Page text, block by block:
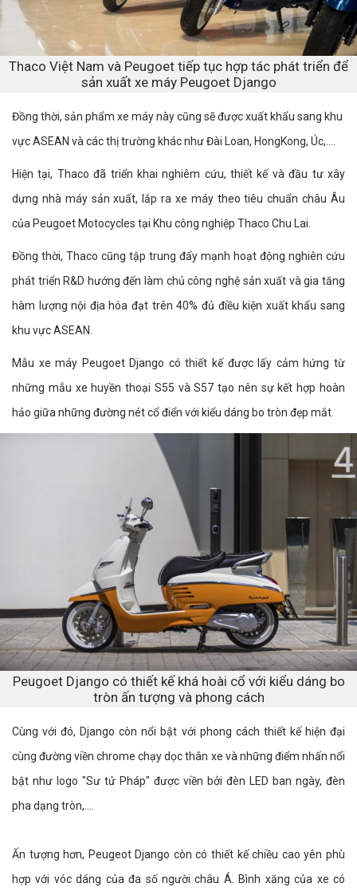
Thaco Việt Nam và Peugoet tiếp tục hợp tác phát triển để
sản xuất xe máy Peugoet Django
Đồng thời, sản phẩm xe máy này cũng sẽ được xuất khẩu sang khu
vực ASEAN và các thị trường khác như Đài Loan, HongKong, Úc,....
Hiện tại, Thaco đã triển khai nghiêm cứu, thiết kế và đầu tư xây
dựng nhà máy sản xuất, lắp ra xe máy theo tiêu chuẩn châu Âu
của Peugoet Motocycles tại Khu công nghiệp Thaco Chu Lai.
Đồng thời, Thaco cũng tập trung đẩy mạnh hoạt động nghiên cứu
phát triển R&D hướng đến làm chủ công nghệ sản xuất và gia tăng
hàm lượng nội địa hóa đạt trên 40% đủ điều kiện xuất khẩu sang
khu vực ASEAN.
Mẫu xe máy Peugoet Django có thiết kế được lấy cảm hứng từ
những mẫu xe huyền thoại S55 và S57 tạo nên sự kết hợp hoàn
hảo giữa những đường nét cổ điển với kiểu dáng bo tròn đẹp mắt.
Peugoet Django có thiết kế khá hoài cổ với kiểu dáng bo
tròn ấn tượng và phong cách
Cùng với đó, Django còn nổi bật với phong cách thiết kế hiện đại
cùng đường viền chrome chạy dọc thân xe và những điểm nhấn nổi
bật như logo "Sư tử Pháp" được viền bởi đèn LED ban ngày, đèn
pha dạng tròn,....
Ấn tượng hơn, Peugeot Django còn có thiết kế chiều cao yên phù
hợp với vóc dáng của đa số người châu Á. Bình xăng của xe có